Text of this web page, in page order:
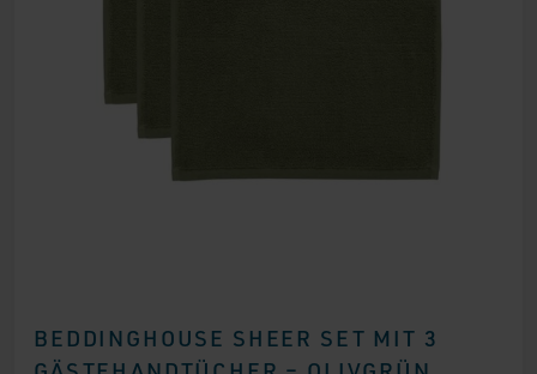
BEDDINGHOUSE SHEER SET MIT 3